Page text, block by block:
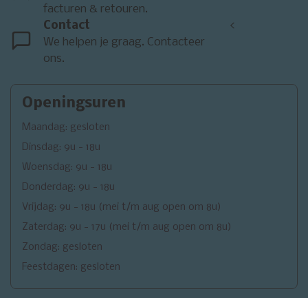
facturen & retouren.
Contact
We helpen je graag. Contacteer
ons.
<
Openingsuren
Maandag: gesloten
Dinsdag: 9u - 18u
Woensdag: 9u - 18u
Donderdag: 9u - 18u
Vrijdag: 9u - 18u (mei t/m aug open om 8u)
Zaterdag: 9u - 17u (mei t/m aug open om 8u)
Zondag: gesloten
Feestdagen: gesloten